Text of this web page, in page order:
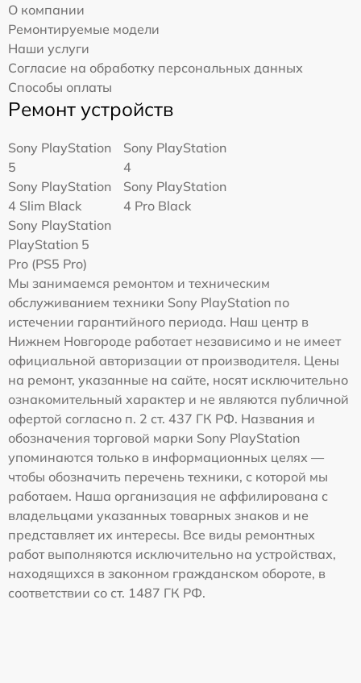
О компании
Ремонтируемые модели
Наши услуги
Согласие на обработку персональных данных
Способы оплаты
Ремонт устройств
Sony PlayStation
5
Sony PlayStation
4
Sony PlayStation
4 Slim Black
Sony PlayStation
4 Pro Black
Sony PlayStation
PlayStation 5
Pro (PS5 Pro)
Мы занимаемся ремонтом и техническим
обслуживанием техники Sony PlayStation по
истечении гарантийного периода. Наш центр в
Нижнем Новгороде работает независимо и не имеет
официальной авторизации от производителя. Цены
на ремонт, указанные на сайте, носят исключительно
ознакомительный характер и не являются публичной
офертой согласно п. 2 ст. 437 ГК РФ. Названия и
обозначения торговой марки Sony PlayStation
упоминаются только в информационных целях —
чтобы обозначить перечень техники, с которой мы
работаем. Наша организация не аффилирована с
владельцами указанных товарных знаков и не
представляет их интересы. Все виды ремонтных
работ выполняются исключительно на устройствах,
находящихся в законном гражданском обороте, в
соответствии со ст. 1487 ГК РФ.